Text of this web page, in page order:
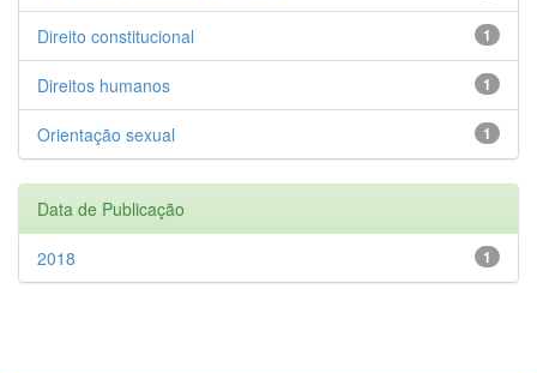
1
Direito constitucional
1
Direitos humanos
1
Orientação sexual
Data de Publicação
1
2018